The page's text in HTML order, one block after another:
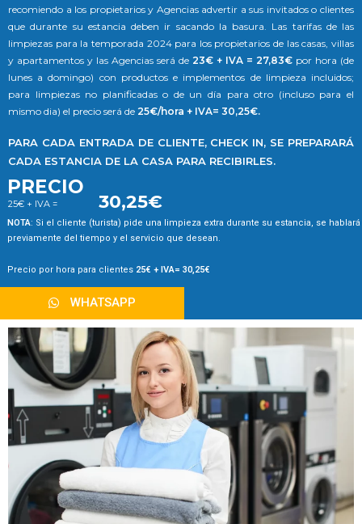
recomiendo a los propietarios y Agencias advertir a sus invitados o clientes
que durante su estancia deben ir sacando la basura. Las tarifas de las
limpiezas para la temporada 2024 para los propietarios de las casas, villas
y apartamentos y las Agencias será de 23€ + IVA = 27,83€ por hora (de
lunes a domingo) con productos e implementos de limpieza incluidos;
para limpiezas no planificadas o de un día para otro (incluso para el
mismo dia) el precio será de 25€/hora + IVA= 30,25€.
PARA CADA ENTRADA DE CLIENTE, CHECK IN, SE PREPARARÁ
CADA ESTANCIA DE LA CASA PARA RECIBIRLES.
PRECIO
25€ + IVA = 30,25€
NOTA: Si el cliente (turista) pide una limpieza extra durante su estancia, se hablará
previamente del tiempo y el servicio que desean.
Precio por hora para clientes 25€ + IVA= 30,25€
WHATSAPP